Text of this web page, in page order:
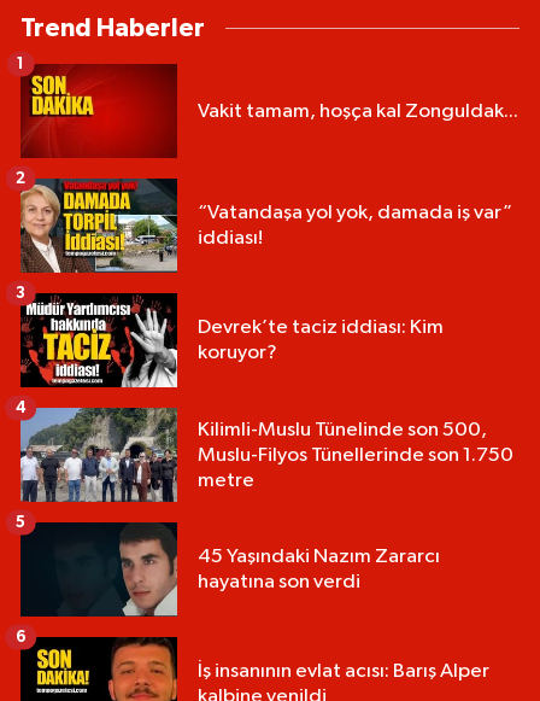
Trend Haberler
Vakit tamam, hoşça kal Zonguldak...
1
“Vatandaşa yol yok, damada iş var”
iddiası!
2
Devrek’te taciz iddiası: Kim
koruyor?
3
Kilimli-Muslu Tünelinde son 500,
Muslu-Filyos Tünellerinde son 1.750
metre
4
45 Yaşındaki Nazım Zararcı
hayatına son verdi
5
İş insanının evlat acısı: Barış Alper
6